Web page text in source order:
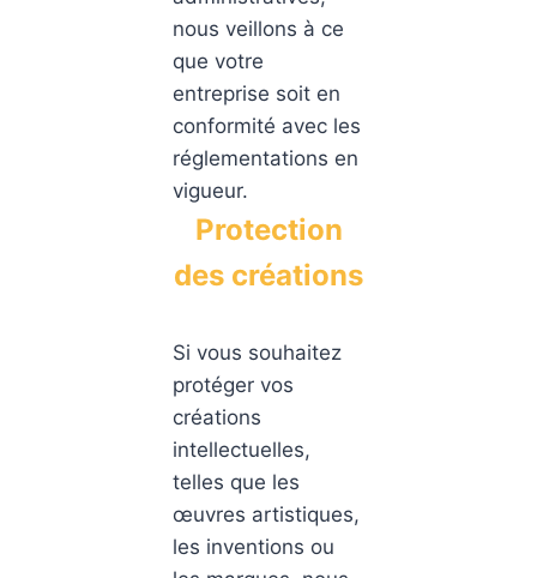
nous veillons à ce
que votre
entreprise soit en
conformité avec les
réglementations en
vigueur.
Protection
des créations
Si vous souhaitez
protéger vos
créations
intellectuelles,
telles que les
œuvres artistiques,
les inventions ou